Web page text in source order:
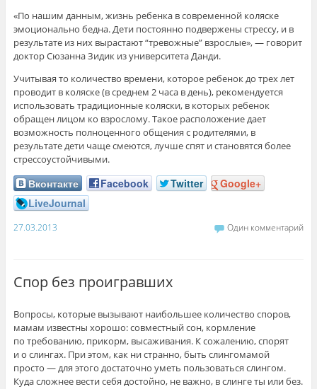
«По нашим данным, жизнь ребенка в современной коляске
эмоционально бедна. Дети постоянно подвержены стрессу, и в
результате из них вырастают “тревожные” взрослые», — говорит
доктор Сюзанна Зидик из университета Данди.
Учитывая то количество времени, которое ребенок до трех лет
проводит в коляске (в среднем 2 часа в день), рекомендуется
использовать традиционные коляски, в которых ребенок
обращен лицом ко взрослому. Такое расположение дает
возможность полноценного общения с родителями, в
результате дети чаще смеются, лучше спят и становятся более
стрессоустойчивыми.
Вконтакте Facebook Twitter
Google+
LiveJournal
27.03.2013 Один комментарий
Спор без проигравших
Вопросы, которые вызывают наибольшее количество споров,
мамам известны хорошо: совместный сон, кормление
по требованию, прикорм, высаживания. К сожалению, спорят
и о слингах. При этом, как ни странно, быть слингомамой
просто — для этого достаточно уметь пользоваться слингом.
Куда сложнее вести себя достойно, не важно, в слинге ты или без.